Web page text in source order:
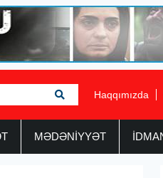
Haqqımızda
MƏDƏNİYYƏT